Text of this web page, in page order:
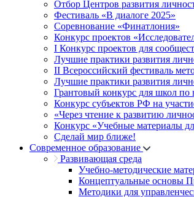
Отбор Центров развития
Фестиваль «В диалоге 2025»
Соревнование «Финатлония»
Конкурс проектов
I Конкурс проектов для
Лучшие практики развития
II Всероссийский фестиваль
Лучшие практики развития
Грантовый конкурс для школ по
Конкурс субъектов РФ на
«Через чтение к развитию
Конкурс «Учебные материалы
Сделай мир ближе!
Современное образование
Развивающая среда
Учебно-методические
Концептуальные основы
Методики для